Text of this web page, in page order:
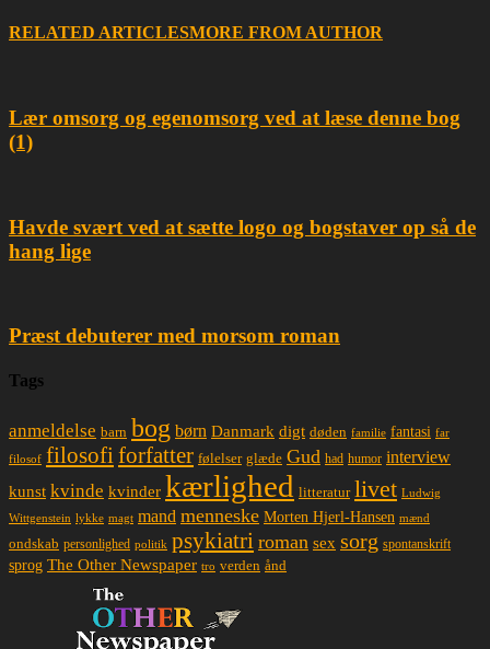
RELATED ARTICLESMORE FROM AUTHOR
Lær omsorg og egenomsorg ved at læse denne bog
(1)
Havde svært ved at sætte logo og bogstaver op så de
hang lige
Præst debuterer med morsom roman
Tags
anmeldelse barn bog børn Danmark digt døden familie fantasi far
filosof filosofiforfatter følelser glæde Gud had humor interview
kunst kvinde kvinder kærlighed litteratur livet Ludwig
Wittgenstein lykke magt mand menneske Morten Hjerl-Hansen mænd
ondskab personlighed politik psykiatri roman sex sorg spontanskrift
sprog The Other Newspaper tro verden ånd